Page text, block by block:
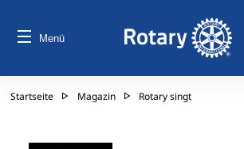
Menü
Startseite Magazin Rotary singt